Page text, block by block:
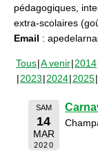
pédagogiques,
extra-scolaires
Email :
Tous A venir 2014
2023 2024 2025
SAM
14
MAR
2020